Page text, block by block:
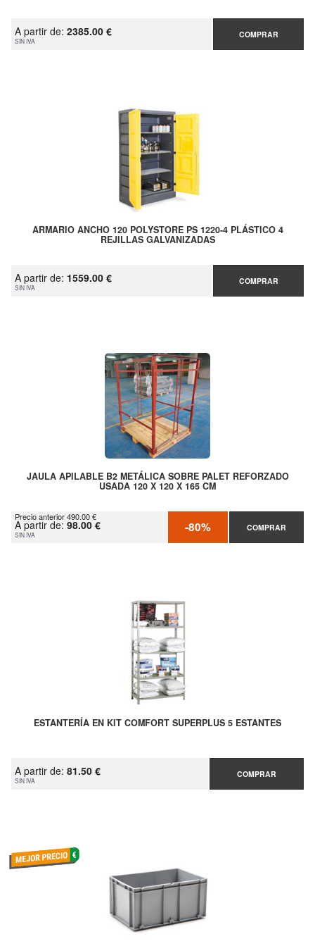
A partir de: 2385.00 €
SIN IVA
COMPRAR
ARMARIO ANCHO 120 POLYSTORE PS 1220-4 PLÁSTICO 4
REJILLAS GALVANIZADAS
A partir de: 1559.00 €
SIN IVA
COMPRAR
JAULA APILABLE B2 METÁLICA SOBRE PALET REFORZADO
USADA 120 X 120 X 165 CM
Precio anterior 490.00 €
A partir de: 98.00 €
SIN IVA -80% COMPRAR
ESTANTERÍA EN KIT COMFORT SUPERPLUS 5 ESTANTES
A partir de: 81.50 €
SIN IVA
COMPRAR